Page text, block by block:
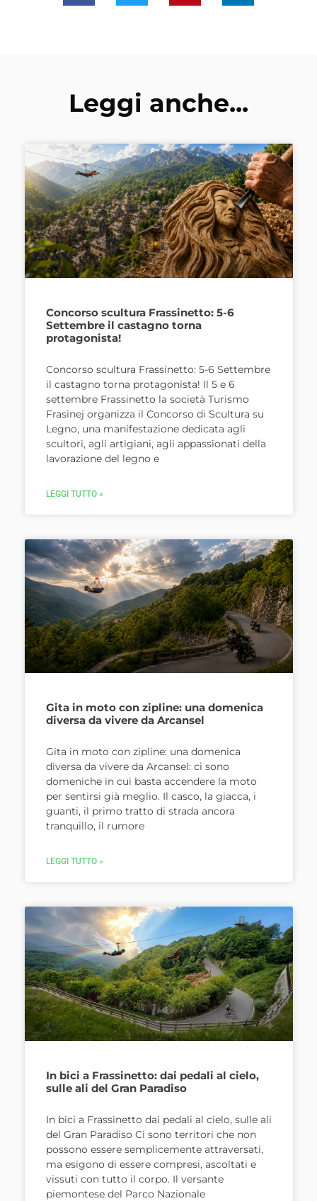
Leggi anche...
Concorso scultura Frassinetto: 5-6
Settembre il castagno torna
protagonista!
Concorso scultura Frassinetto: 5-6 Settembre
il castagno torna protagonista! Il 5 e 6
settembre Frassinetto la società Turismo
Frasinej organizza il Concorso di Scultura su
Legno, una manifestazione dedicata agli
scultori, agli artigiani, agli appassionati della
lavorazione del legno e
LEGGI TUTTO »
Gita in moto con zipline: una domenica
diversa da vivere da Arcansel
Gita in moto con zipline: una domenica
diversa da vivere da Arcansel: ci sono
domeniche in cui basta accendere la moto
per sentirsi già meglio. Il casco, la giacca, i
guanti, il primo tratto di strada ancora
tranquillo, il rumore
LEGGI TUTTO »
In bici a Frassinetto: dai pedali al cielo,
sulle ali del Gran Paradiso
In bici a Frassinetto dai pedali al cielo, sulle ali
del Gran Paradiso Ci sono territori che non
possono essere semplicemente attraversati,
ma esigono di essere compresi, ascoltati e
vissuti con tutto il corpo. Il versante
piemontese del Parco Nazionale